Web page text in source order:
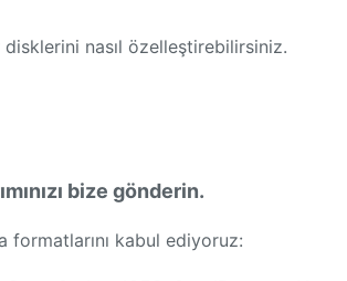
nasıl özelleştirebilirsiniz.
bize gönderin.
formatlarını kabul ediyoruz: